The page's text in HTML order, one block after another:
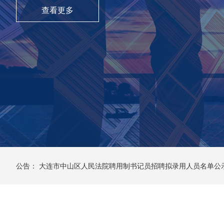
查看更多
公告： 大连市中山区人民法院聘用制书记员招聘拟录用人员名单公